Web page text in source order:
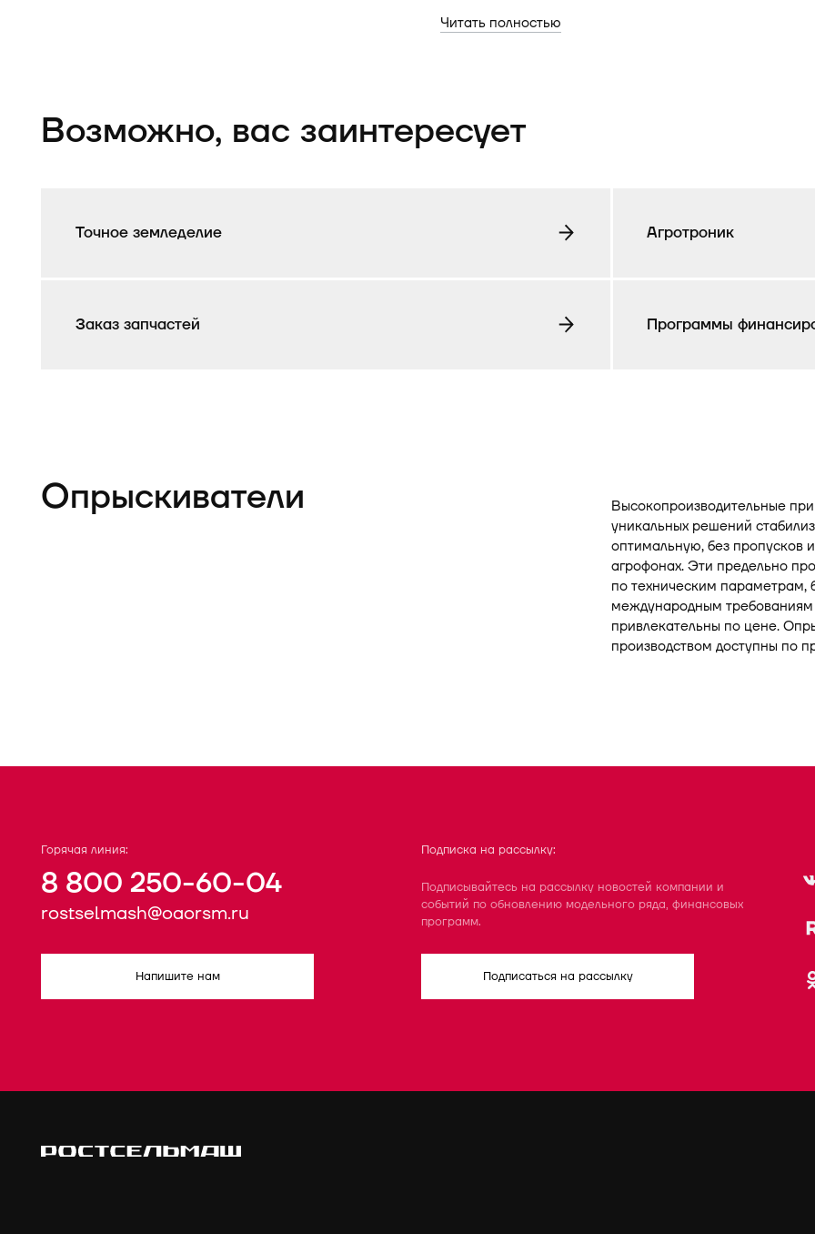
Читать полностью
Возможно, вас заинтересует
Точное земледелие
Заказ запчастей
Агротроник
Программы
Опрыскиватели
Высокопроизводительные
уникальных решений
оптимальную, без пропусков
агрофонах. Эти предельно
по техническим параметрам,
международным требованиям
привлекательны по цене.
производством доступны по
Горячая линия:
8 800 250-60-04
rostselmash@oaorsm.ru
Напишите нам
Подписка на рассылку:
Подписывайтесь на рассылку новостей компании и
событий по обновлению модельного ряда, финансовых
программ.
Подписаться на рассылку